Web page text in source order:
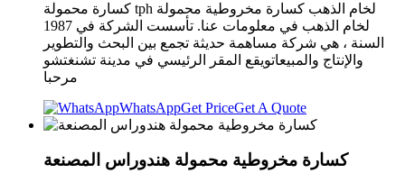
كسارة محمولة tph لخام الذهب كسارة مخروطية محمولة
لخام الذهب في معلومات عنا. تأسست الشركة في 1987
السنة ، هي شركة مساهمة حديثة تجمع بين البحث والتطوير
والإنتاج والمبيعاتويقع المقر الرئيسي في مدينة تشنغتشو
مرحبا
WhatsAppGet PriceGet A Quote
كسارة مخروطية محمولة هندوراس المصنعة